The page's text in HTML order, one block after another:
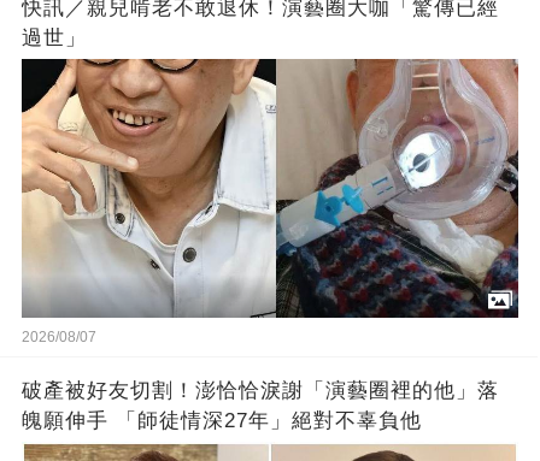
快訊／親兒啃老不敢退休！演藝圈大咖「驚傳已經
過世」
2026/08/07
破產被好友切割！澎恰恰淚謝「演藝圈裡的他」落
魄願伸手 「師徒情深27年」絕對不辜負他